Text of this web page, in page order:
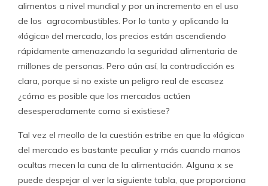
alimentos a nivel mundial y por un incremento en el uso
de los agrocombustibles. Por lo tanto y aplicando la
«lógica» del mercado, los precios están ascendiendo
rápidamente amenazando la seguridad alimentaria de
millones de personas. Pero aún así, la contradicción es
clara, porque si no existe un peligro real de escasez
¿cómo es posible que los mercados actúen
desesperadamente como si existiese?
Tal vez el meollo de la cuestión estribe en que la «lógica»
del mercado es bastante peculiar y más cuando manos
ocultas mecen la cuna de la alimentación. Alguna x se
puede despejar al ver la siguiente tabla, que proporciona